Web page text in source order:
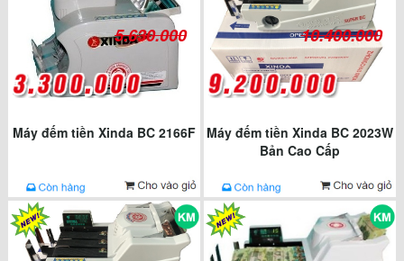
5.630.000
Máy đếm tiền Xinda BC 2166F
10.400.000
Máy đếm tiền Xinda BC 2023W
Bản Cao Cấp